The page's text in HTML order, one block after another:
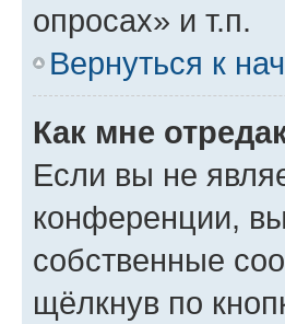
опросах» и т.п.
Вернуться к
Как мне
Если вы не
конференции,
собственные
щёлкнув по